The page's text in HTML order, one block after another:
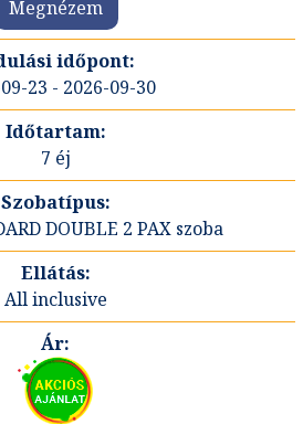
Megnézem
23 - 2026-09-30
7 éj
DOUBLE 2 PAX szoba
All inclusive